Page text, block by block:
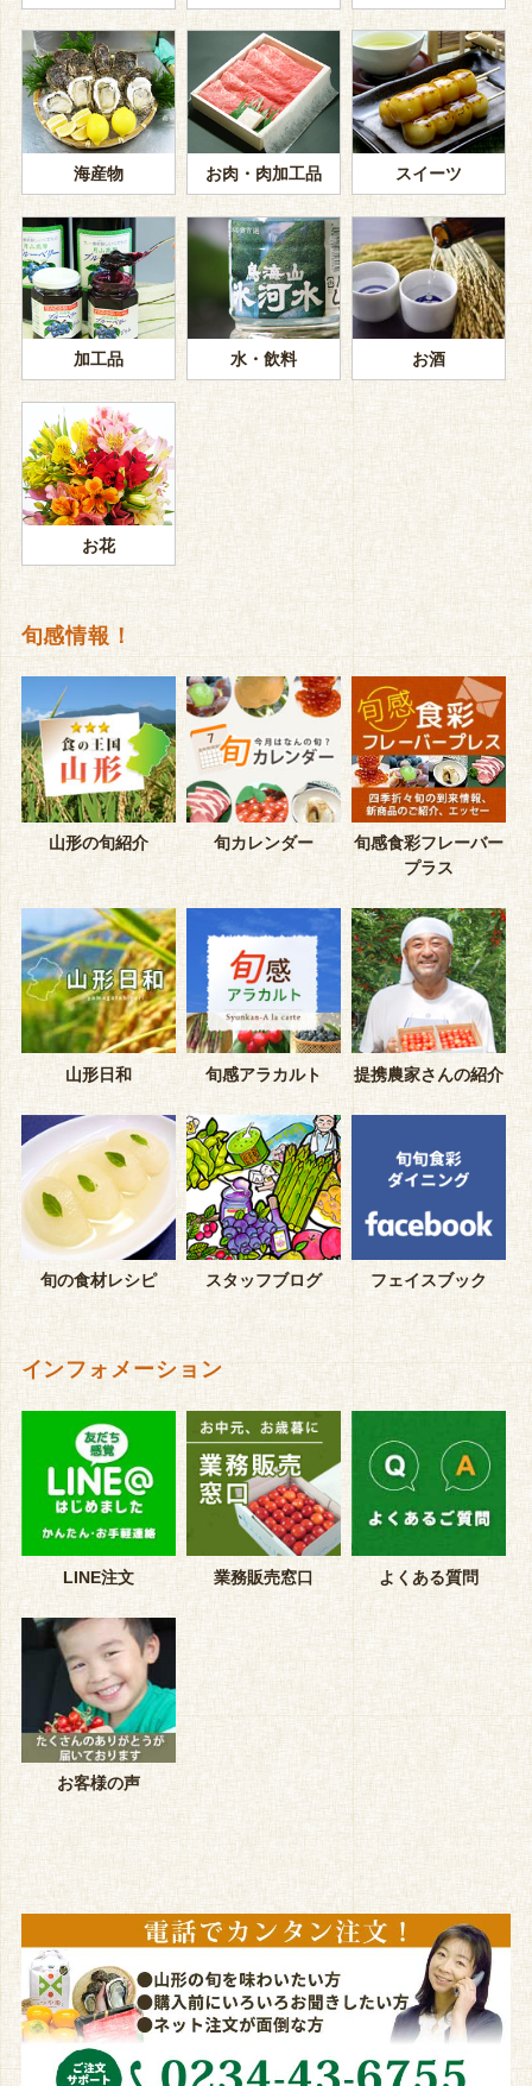
海産物 お肉・肉加工品 スイーツ
加工品 水・飲料 お酒
お花
旬感情報！
山形の旬紹介 旬カレンダー
旬感食彩フレーバー
プラス
山形日和 旬感アラカルト 提携農家さんの紹介
旬の食材レシピ スタッフブログ フェイスブック
インフォメーション
LINE注文 業務販売窓口 よくある質問
お客様の声